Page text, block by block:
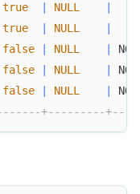
true NULL
true NULL
false NULL
false NULL
false NULL
+---------